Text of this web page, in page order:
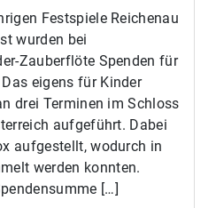
Festspiele Reichenau
wurden bei
Zauberflöte Spenden für
eigens für Kinder
drei Terminen im Schloss
aufgeführt. Dabei
aufgestellt, wodurch in
werden konnten.
[…]